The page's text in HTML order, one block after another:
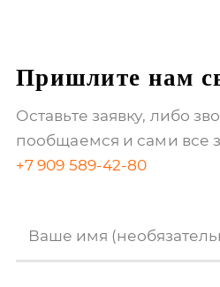
Пришлите нам
Оставьте заявку, либо
пообщаемся и сами все
+7 909 589-42-80
Ваше имя